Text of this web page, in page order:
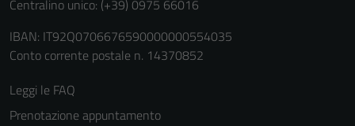
Centralino unico: (+39) 0975 66016
IBAN: IT92Q0706676590000000554035
Conto corrente postale n. 14370852
Leggi le FAQ
Prenotazione appuntamento